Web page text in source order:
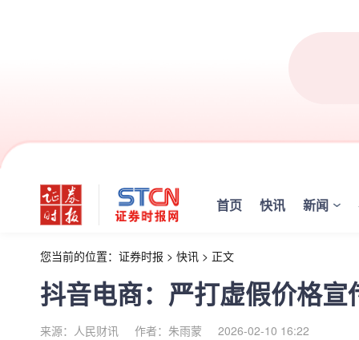
首页 快讯 新闻
您当前的位置： 证券时报 > 快讯 > 正文
抖音电商：严打虚假价格
来源：人民财讯 作者：朱雨蒙 2026-02-10 16:22